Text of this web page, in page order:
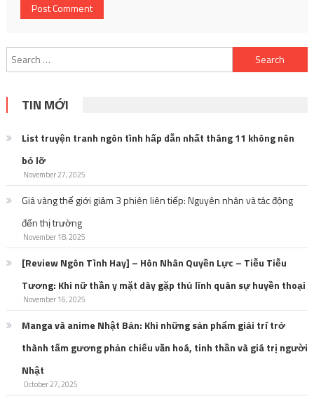
Search
for:
TIN MỚI
List truyện tranh ngôn tình hấp dẫn nhất tháng 11 không nên
bỏ lỡ
November 27, 2025
Giá vàng thế giới giảm 3 phiên liên tiếp: Nguyên nhân và tác động
đến thị trường
November 18, 2025
[Review Ngôn Tình Hay] – Hôn Nhân Quyền Lực – Tiễu Tiễu
Tương: Khi nữ thần y mặt dày gặp thủ lĩnh quân sự huyền thoại
November 16, 2025
Manga và anime Nhật Bản: Khi những sản phẩm giải trí trở
thành tấm gương phản chiếu văn hoá, tinh thần và giá trị người
Nhật
October 27, 2025